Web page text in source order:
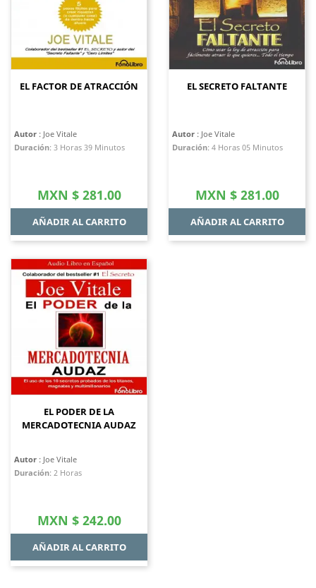
EL FACTOR DE ATRACCIÓN
Autor : Joe Vitale
Duración: 3 Horas 39 Minutos
Precio
MXN $ 281.00
AÑADIR AL CARRITO
EL SECRETO FALTANTE
Autor : Joe Vitale
Duración: 4 Horas 05 Minutos
Precio
MXN $ 281.00
AÑADIR AL CARRITO
EL PODER DE LA
MERCADOTECNIA AUDAZ
Autor : Joe Vitale
Duración: 2 Horas
Precio
MXN $ 242.00
AÑADIR AL CARRITO